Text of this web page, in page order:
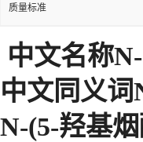
质量标准
中文名称
中文同义
N-(5-羟基